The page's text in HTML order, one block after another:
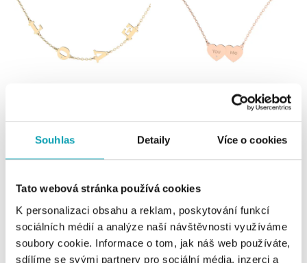
Souhlas Detaily Více o cookies
Tato webová stránka používá cookies
K personalizaci obsahu a reklam, poskytování funkcí
sociálních médií a analýze naší návštěvnosti využíváme
soubory cookie. Informace o tom, jak náš web používáte,
sdílíme se svými partnery pro sociální média, inzerci a
od 9 227 Kč